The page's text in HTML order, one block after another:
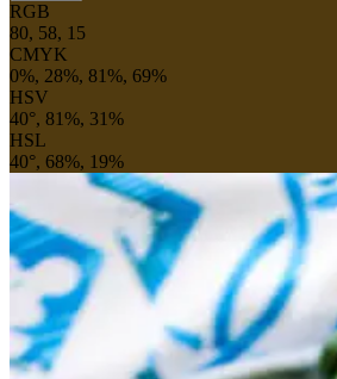
RGB
80, 58, 15
CMYK
0%, 28%, 81%, 69%
HSV
40°, 81%, 31%
HSL
40°, 68%, 19%